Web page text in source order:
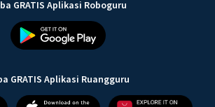
GRATIS Aplikasi Roboguru
GRATIS Aplikasi Ruangguru